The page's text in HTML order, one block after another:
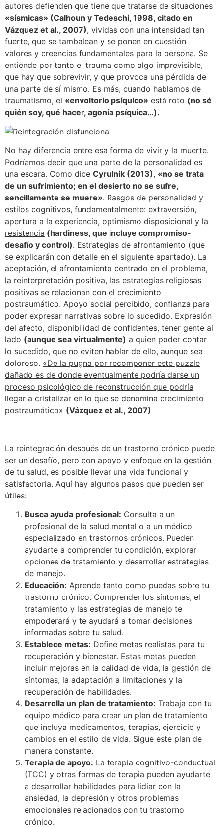
autores defienden que tiene que tratarse de situaciones
«sísmicas» (Calhoun y Tedeschi, 1998, citado en
Vázquez et al., 2007), vividas con una intensidad tan
fuerte, que se tambalean y se ponen en cuestión
valores y creencias fundamentales para la persona. Se
entiende por tanto el trauma como algo imprevisible,
que hay que sobrevivir, y que provoca una pérdida de
una parte de sí mismo. Es más, cuando hablamos de
traumatismo, el «envoltorio psíquico» está roto (no sé
quién soy, qué hacer, agonía psíquica…).
No hay diferencia entre esa forma de vivir y la muerte.
Podríamos decir que una parte de la personalidad es
una escara. Como dice Cyrulnik (2013), «no se trata
de un sufrimiento; en el desierto no se sufre,
sencillamente se muere». Rasgos de personalidad y
estilos cognitivos, fundamentalmente: extraversión,
apertura a la experiencia, optimismo disposicional y la
resistencia (hardiness, que incluye compromiso-
desafío y control). Estrategias de afrontamiento (que
se explicarán con detalle en el siguiente apartado). La
aceptación, el afrontamiento centrado en el problema,
la reinterpretación positiva, las estrategias religiosas
positivas se relacionan con el crecimiento
postraumático. Apoyo social percibido, confianza para
poder expresar narrativas sobre lo sucedido. Expresión
del afecto, disponibilidad de confidentes, tener gente al
lado (aunque sea virtualmente) a quien poder contar
lo sucedido, que no eviten hablar de ello, aunque sea
doloroso. «De la pugna por recomponer este puzzle
dañado es de donde eventualmente podría darse un
proceso psicológico de reconstrucción que podría
llegar a cristalizar en lo que se denomina crecimiento
postraumático» (Vázquez et al., 2007)
La reintegración después de un trastorno crónico puede
ser un desafío, pero con apoyo y enfoque en la gestión
de tu salud, es posible llevar una vida funcional y
satisfactoria. Aquí hay algunos pasos que pueden ser
útiles:
Busca ayuda profesional: Consulta a un
profesional de la salud mental o a un médico
especializado en trastornos crónicos. Pueden
ayudarte a comprender tu condición, explorar
opciones de tratamiento y desarrollar estrategias
de manejo.
Educación: Aprende tanto como puedas sobre tu
trastorno crónico. Comprender los síntomas, el
tratamiento y las estrategias de manejo te
empoderará y te ayudará a tomar decisiones
informadas sobre tu salud.
Establece metas: Define metas realistas para tu
recuperación y bienestar. Estas metas pueden
incluir mejoras en la calidad de vida, la gestión de
síntomas, la adaptación a limitaciones y la
recuperación de habilidades.
Desarrolla un plan de tratamiento: Trabaja con tu
equipo médico para crear un plan de tratamiento
que incluya medicamentos, terapias, ejercicio y
cambios en el estilo de vida. Sigue este plan de
manera constante.
Terapia de apoyo: La terapia cognitivo-conductual
(TCC) y otras formas de terapia pueden ayudarte
a desarrollar habilidades para lidiar con la
ansiedad, la depresión y otros problemas
emocionales relacionados con tu trastorno
crónico.